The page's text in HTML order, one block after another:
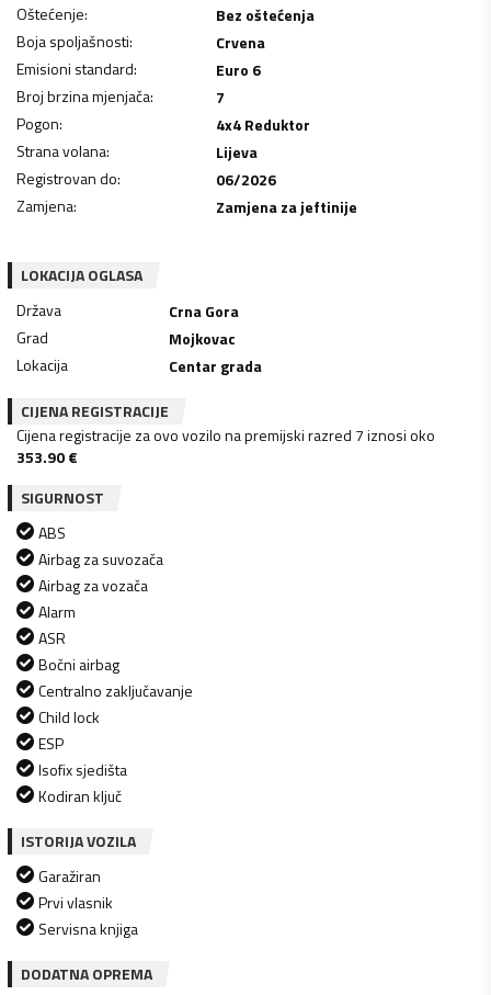
Oštećenje:
Bez oštećenja
Boja spoljašnosti:
Crvena
Emisioni standard:
Euro 6
Broj brzina mjenjača:
7
Pogon:
4x4 Reduktor
Strana volana:
Lijeva
Registrovan do:
06/2026
Zamjena: Zamjena za jeftinije
LOKACIJA OGLASA
Država
Crna Gora
Grad
Mojkovac
Lokacija
Centar grada
CIJENA REGISTRACIJE
Cijena registracije za ovo vozilo na premijski razred 7 iznosi oko
353.90€
SIGURNOST
ABS
Airbag za suvozača
Airbag za vozača
Alarm
ASR
Bočni airbag
Centralno zaključavanje
Child lock
ESP
Isofix sjedišta
Kodiran ključ
ISTORIJA VOZILA
Garažiran
Prvi vlasnik
Servisna knjiga
DODATNA OPREMA